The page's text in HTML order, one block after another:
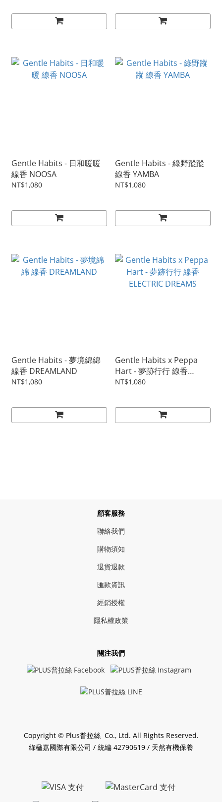
Gentle Habits - 日和暖暖
線香 NOOSA
NT$1,080
Gentle Habits - 綠野蹤蹤
線香 YAMBA
NT$1,080
Gentle Habits - 夢境綿綿
線香 DREAMLAND
NT$1,080
Gentle Habits x Peppa
Hart - 夢跡行行 線香
ELECTRIC DREAMS
NT$1,080
顧客服務
聯絡我們
購物須知
退貨退款
匯款資訊
經銷授權
隱私權政策
關注我們
Copyright © Plus普拉絲 Co., Ltd. All Rights Reserved.
綠楹嘉國際有限公司 / 統編 42790619 / 天然有機保養